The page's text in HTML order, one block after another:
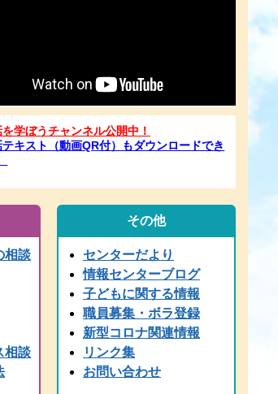
学ぼうチャンネル公開中！
テキスト（動画QR付）もダウンロードでき
相談
相談
その他
センターだより
情報センターブログ
子どもに関する情報
職員募集・ボラ登録
新型コロナ関連情報
リンク集
お問い合わせ